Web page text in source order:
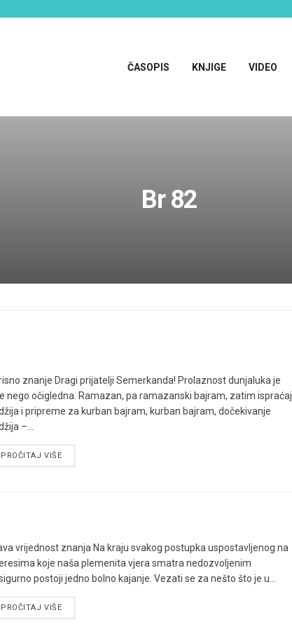
ČASOPIS KNJIGE VIDEO
Br 82
znanje Dragi prijatelji Semerkanda! Prolaznost dunjaluka je
nego očigledna. Ramazan, pa ramazanski bajram, zatim ispraćaj
i pripreme za kurban bajram, kurban bajram, dočekivanje
–...
PROČITAJ VIŠE
vrijednost znanja Na kraju svakog postupka uspostavljenog na
koje naša plemenita vjera smatra nedozvoljenim
postoji jedno bolno kajanje. Vezati se za nešto što je u...
PROČITAJ VIŠE